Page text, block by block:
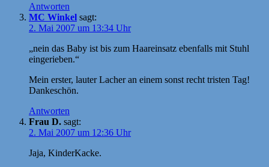
Antworten
MC Winkel sagt:
2. Mai 2007 um 13:34 Uhr
„nein das Baby ist bis zum Haareinsatz ebenfalls mit Stuhl
eingerieben.“
Mein erster, lauter Lacher an einem sonst recht tristen Tag!
Dankeschön.
Antworten
Frau D. sagt:
2. Mai 2007 um 12:36 Uhr
Jaja, KinderKacke.